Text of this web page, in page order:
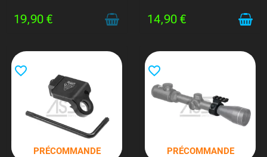
19,90 € 14,90 €
PRÉCOMMANDE
favorite_border
PRÉCOMMANDE
favorite_border